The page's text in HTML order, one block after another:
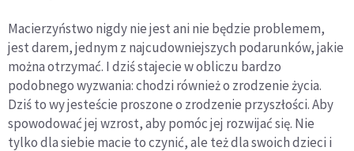
Macierzyństwo nigdy nie jest ani nie będzie problemem,
jest darem, jednym z najcudowniejszych podarunków, jakie
można otrzymać. I dziś stajecie w obliczu bardzo
podobnego wyzwania: chodzi również o zrodzenie życia.
Dziś to wy jesteście proszone o zrodzenie przyszłości. Aby
spowodować jej wzrost, aby pomóc jej rozwijać się. Nie
tylko dla siebie macie to czynić, ale też dla swoich dzieci i